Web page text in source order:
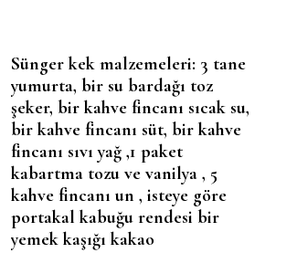
Sünger kek malzemeleri: 3 tane
yumurta, bir su bardağı toz
şeker, bir kahve fincanı sıcak su,
bir kahve fincanı süt, bir kahve
fincanı sıvı yağ ,1 paket
kabartma tozu ve vanilya , 5
kahve fincanı un , isteye göre
portakal kabuğu rendesi bir
yemek kaşığı kakao